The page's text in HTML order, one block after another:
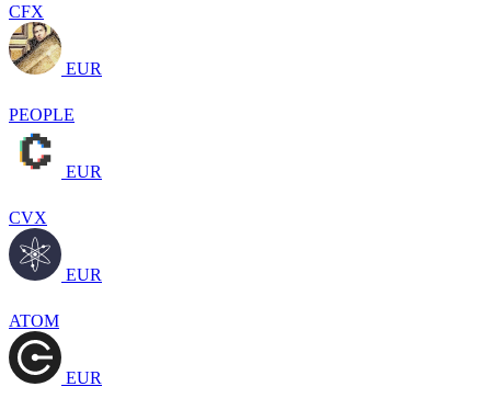
CFX
EUR
PEOPLE
EUR
CVX
EUR
ATOM
EUR